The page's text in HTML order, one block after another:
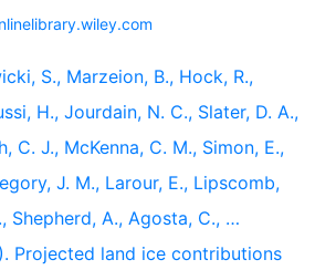
S., Marzeion, B., Hock, R.,
H., Jourdain, N. C., Slater, D. A.,
C. J., McKenna, C. M., Simon, E.,
J. M., Larour, E., Lipscomb,
Shepherd, A., Agosta, C., …
Projected land ice contributions